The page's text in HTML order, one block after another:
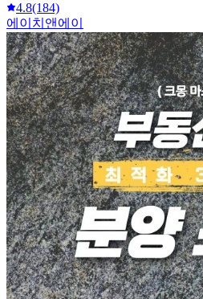
4.8(184)
에이치앤에이